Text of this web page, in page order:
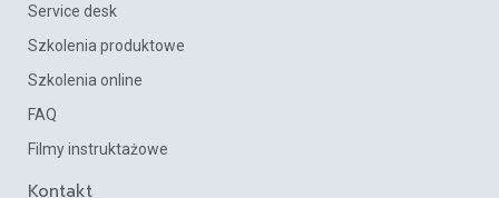
Service desk
Szkolenia produktowe
Szkolenia online
FAQ
Filmy instruktażowe
Kontakt